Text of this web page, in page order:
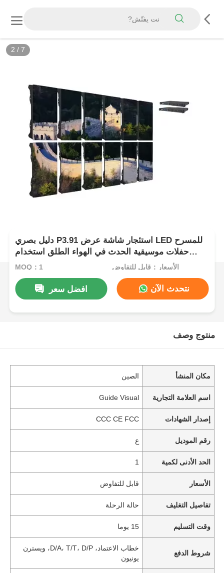
2 / 7
دليل بصري P3.91 استئجار شاشة عرض LED للمسرح
حفلات موسيقية الحدث في الهواء الطلق استخدام
داخلي معدل تحديث مرتفع
MOQ：1 الأسعار：قابل للتفاوض
افضل سعر نتحدث الآن
منتوج وصف
مكان المنشأ الصين
اسم العلامة التجارية Guide Visual
إصدار الشهادات CCC CE FCC
رقم الموديل ع
الحد الأدنى لكمية 1
الأسعار قابل للتفاوض
تفاصيل التغليف حالة الرحلة
وقت التسليم 15 يوما
شروط الدفع
خطاب الاعتماد، D/A، T/T، D/P، ويسترن
يونيون